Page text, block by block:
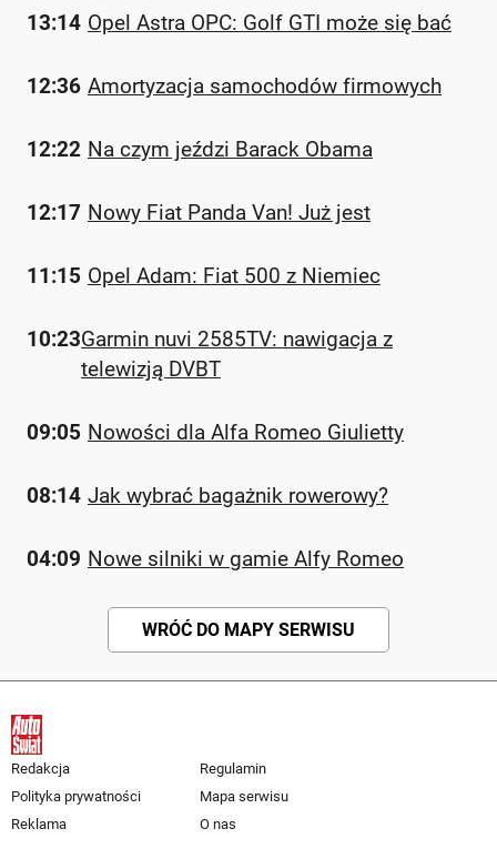
13:14 Opel Astra OPC: Golf GTI może się bać
12:36 Amortyzacja samochodów firmowych
12:22 Na czym jeździ Barack Obama
12:17 Nowy Fiat Panda Van! Już jest
11:15 Opel Adam: Fiat 500 z Niemiec
10:23Garmin nuvi 2585TV: nawigacja z
telewizją DVBT
09:05 Nowości dla Alfa Romeo Giulietty
08:14 Jak wybrać bagażnik rowerowy?
04:09 Nowe silniki w gamie Alfy Romeo
WRÓĆ DO MAPY SERWISU
Redakcja
Regulamin
Polityka prywatności
Mapa serwisu
Reklama
O nas